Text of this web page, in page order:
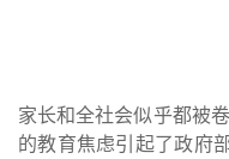
家长和全社会似乎都被
的教育焦虑引起了政府